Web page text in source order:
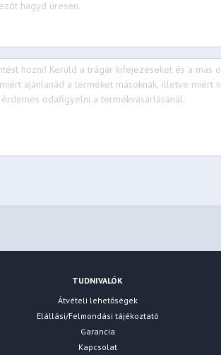
TUDNIVALÓK
Átvételi lehetőségek
Elállási/Felmondási tájékoztató
Garancia
Kapcsolat